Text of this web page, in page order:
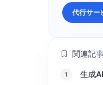
代行サー
関連記
1 生成